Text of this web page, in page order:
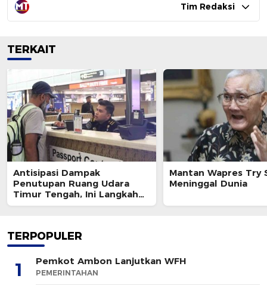
Tim Redaksi
TERKAIT
Antisipasi Dampak
Penutupan Ruang Udara
Timur Tengah, Ini Langkah
Ditjen Imigrasi
Mantan Wapres Try
Meninggal Dunia
TERPOPULER
1 Pemkot Ambon Lanjutkan WFH
PEMERINTAHAN